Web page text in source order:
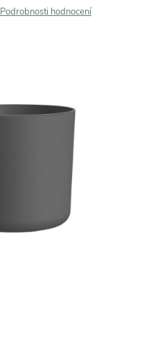
Podrobnosti hodnocení